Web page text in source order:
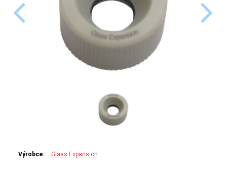
THERMO
SPECTRO
PERKINELMER
TELEDYNE LEEMAN
GBC
Výrobce: Glass Expansion